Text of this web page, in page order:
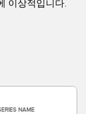
이상적입니다.
NAME